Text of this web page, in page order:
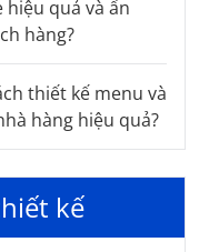
hiệu quả và ấn
hàng?
thiết kế menu và
hàng hiệu quả?
kế